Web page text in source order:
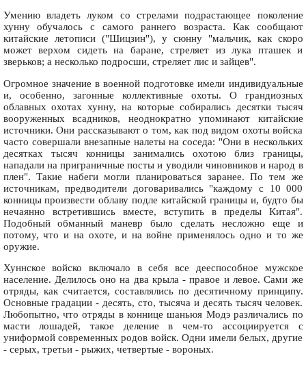
Умению владеть луком со стрелами подрастающее поколение
хунну обучалось с самого раннего возраста. Как сообщают
китайские летописи ("Шицзин"), у сюнну "мальчик, как скоро
может верхом сидеть на баране, стреляет из лука пташек и
зверьков; а несколько подросши, стреляет лис и зайцев".
Огромное значение в военной подготовке имели индивидуальные
и, особенно, загонные коллективные охоты. О грандиозных
облавных охотах хунну, на которые собирались десятки тысяч
вооруженных всадников, неоднократно упоминают китайские
источники. Они рассказывают о том, как под видом охоты войска
часто совершали внезапные налеты на соседа: "Они в нескольких
десятках тысяч конницы занимались охотою близ границы,
нападали на приграничные посты и уводили чиновников и народ в
плен". Такие набеги могли планироваться заранее. По тем же
источникам, предводители договаривались "каждому с 10 000
конницы произвести облаву подле китайской границы и, будто бы
нечаянно встретившись вместе, вступить в пределы Китая".
Подобный обманный маневр было сделать несложно еще и
потому, что и на охоте, и на войне применялось одно и то же
оружие.
Хуннское войско включало в себя все дееспособное мужское
население. Делилось оно на два крыла - правое и левое. Сами же
отряды, как считается, составлялись по десятичному принципу.
Основные градации - десять, сто, тысяча и десять тысяч человек.
Любопытно, что отряды в коннице шаньюя Модэ различались по
масти лошадей, такое деление в чем-то ассоциируется с
униформой современных родов войск. Одни имели белых, другие
- серых, третьи - рыжих, четвертые - вороных.